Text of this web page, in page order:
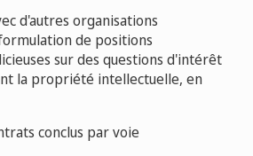
d'autres organisations
de positions
sur des questions d'intérêt
la propriété intellectuelle, en
conclus par voie